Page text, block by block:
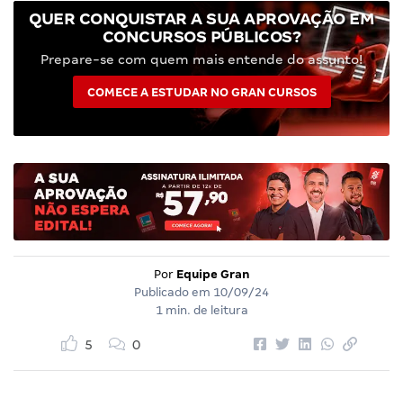
QUER CONQUISTAR A SUA APROVAÇÃO EM
CONCURSOS PÚBLICOS?
Prepare-se com quem mais entende do assunto!
COMECE A ESTUDAR NO GRAN CURSOS
Por Equipe Gran
Publicado em 10/09/24
1 min. de leitura
5 0